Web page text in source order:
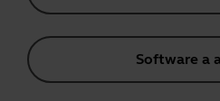
Software a